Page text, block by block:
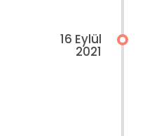
16 Eylül
2021